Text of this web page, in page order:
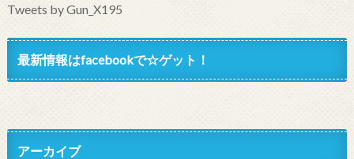
Tweets by Gun_X195
最新情報はfacebookで☆ゲット！
アーカイブ